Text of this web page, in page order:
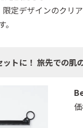
限定デザインのクリ
トに！ 旅先での肌